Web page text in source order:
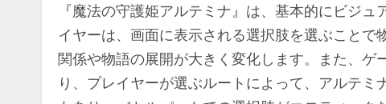
『魔法の守護姫アルテミナ』は、基本的にビジ
イヤーは、画面に表示される選択肢を選ぶこと
関係や物語の展開が大きく変化します。また、
り、プレイヤーが選ぶルートによって、アルテ